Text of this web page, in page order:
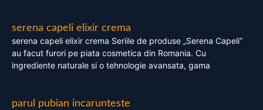
serena capeli elixir crema
serena capeli elixir crema Seriile de produse „Serena Capeli”
au facut furori pe piata cosmetica din Romania. Cu
ingrediente naturale si o tehnologie avansata, gama
parul pubian incarunteste